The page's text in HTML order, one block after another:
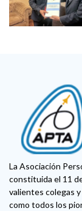
La Asociación
constituida el 11
valientes colegas
como todos los